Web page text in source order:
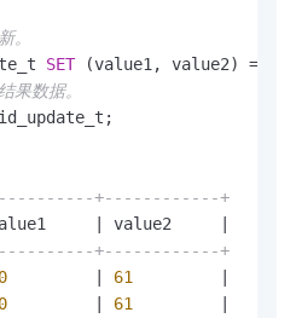
。
SET (value1, value2) =
果数据。
+------------+
value2
+------------+
61
61